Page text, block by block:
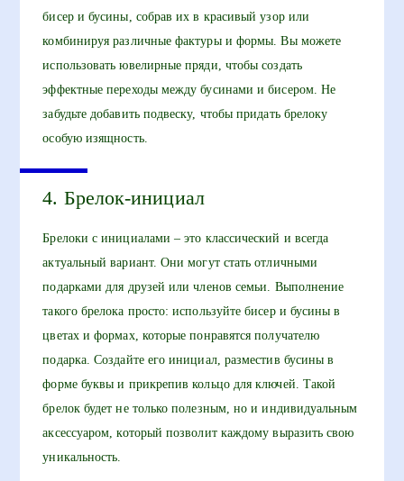
бисер и бусины, собрав их в красивый узор или
комбинируя различные фактуры и формы. Вы можете
использовать ювелирные пряди, чтобы создать
эффектные переходы между бусинами и бисером. Не
забудьте добавить подвеску, чтобы придать брелоку
особую изящность.
4. Брелок-инициал
Брелоки с инициалами – это классический и всегда
актуальный вариант. Они могут стать отличными
подарками для друзей или членов семьи. Выполнение
такого брелока просто: используйте бисер и бусины в
цветах и формах, которые понравятся получателю
подарка. Создайте его инициал, разместив бусины в
форме буквы и прикрепив кольцо для ключей. Такой
брелок будет не только полезным, но и индивидуальным
аксессуаром, который позволит каждому выразить свою
уникальность.